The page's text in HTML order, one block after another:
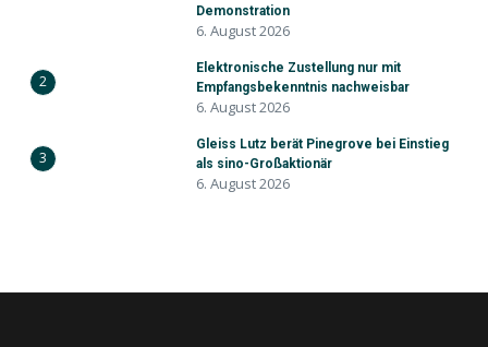
Demonstration
6. August 2026
2
Elektronische Zustellung nur mit
Empfangsbekenntnis nachweisbar
6. August 2026
3
Gleiss Lutz berät Pinegrove bei Einstieg
als sino-Großaktionär
6. August 2026